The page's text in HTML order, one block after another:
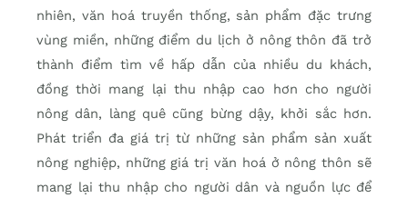
nhiên, văn hoá truyền thống, sản phẩm đặc trưng
vùng miền, những điểm du lịch ở nông thôn đã trở
thành điểm tìm về hấp dẫn của nhiều du khách,
đồng thời mang lại thu nhập cao hơn cho người
nông dân, làng quê cũng bừng dậy, khởi sắc hơn.
Phát triển đa giá trị từ những sản phẩm sản xuất
nông nghiệp, những giá trị văn hoá ở nông thôn sẽ
mang lại thu nhập cho người dân và nguồn lực để